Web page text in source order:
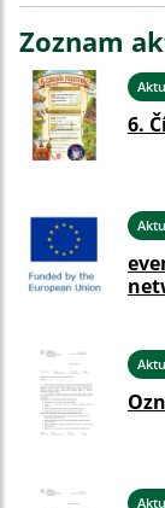
Zoznam
6.